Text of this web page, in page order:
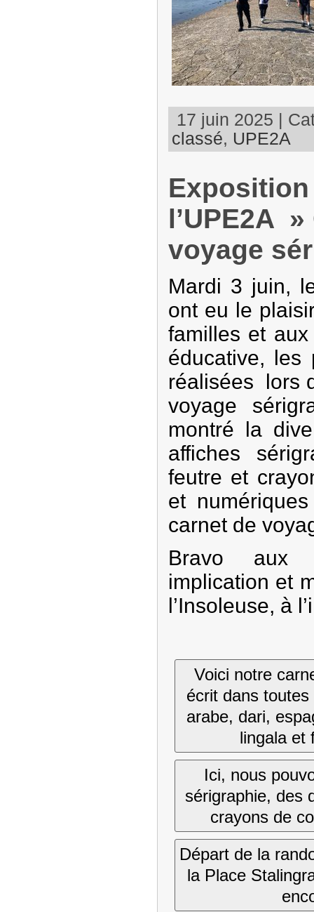
17 juin 2025 |
classé, UPE2A
l’UPE2A
voyage
Mardi 3 juin,
ont eu le
familles et aux
éducative, les
réalisées lors
voyage
montré la
affiches
feutre et
et
carnet de
Bravo aux
implication et
l’Insoleuse, à
Voici notre
écrit dans
arabe, dari,
lingala et
Ici, nous
sérigraphie, des
crayons de
Départ de la
la Place